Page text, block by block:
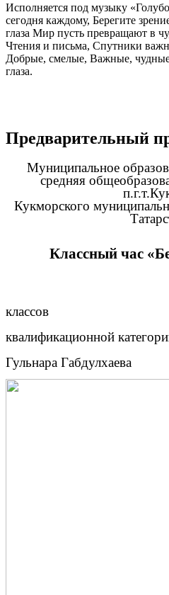
Исполняется под музыку
сегодня каждому, Берегите
глаза Мир пусть превращают в
Чтения и письма, Спутники
Добрые, смелые, Важные,
глаза.
Предварительный
Муниципальное
средняя
Кукморского
Классный час
классов
квалификационной
Гульнара Габдулхаева